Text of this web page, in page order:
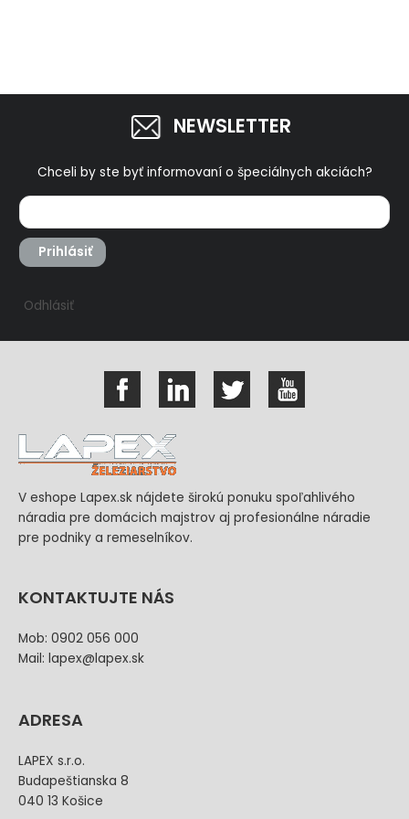
NEWSLETTER
Chceli by ste byť informovaní o špeciálnych akciách?
Prihlásiť
Odhlásiť
V eshope Lapex.sk nájdete širokú ponuku spoľahlivého
náradia pre domácich majstrov aj profesionálne náradie
pre podniky a remeselníkov.
KONTAKTUJTE NÁS
Mob: 0902 056 000
Mail: lapex@lapex.sk
ADRESA
LAPEX s.r.o.
Budapeštianska 8
040 13 Košice